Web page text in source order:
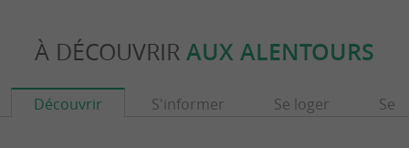
À DÉCOUVRIR AUX ALENTOURS
Découvrir S'informer Se loger Se